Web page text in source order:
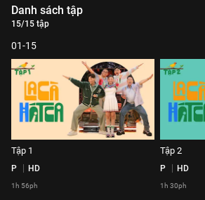
Danh sách tập
15/15 tập
01-15
Tập 1
P HD
1h 56ph
Tập 2
P HD
1h 30ph